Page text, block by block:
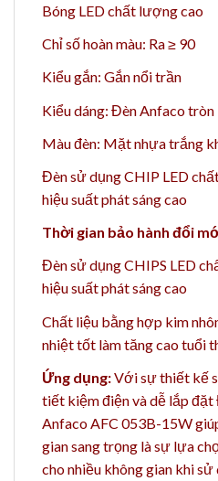
Bóng LED chất lượng cao
Chỉ số hoàn màu: Ra ≥ 90
Kiểu gắn: Gắn nổi trần
Kiểu dáng: Đèn Anfaco tròn
Màu đèn: Mặt nhựa trắng
Đèn sử dụng CHIP LED
hiệu suất phát sáng cao
Thời gian bảo hành đổi
Đèn sử dụng CHIPS LED
hiệu suất phát sáng cao
Chất liệu bằng hợp kim
nhiệt tốt làm tăng cao tuổi
Ứng dụng:Với sự thiết kế
tiết kiệm điện và dễ lắp đặt
Anfaco AFC 053B-15W
gian sang trọng là sự lựa
cho nhiều không gian khi